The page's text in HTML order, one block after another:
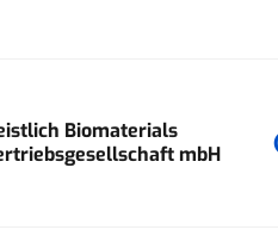
Biomaterials
mbH